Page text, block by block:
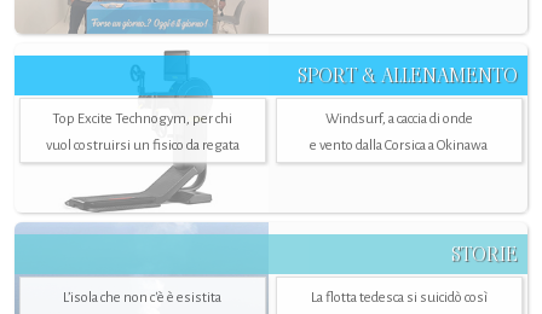
SPORT & ALLENAMENTO
Top Excite Technogym, per chi
vuol costruirsi un fisico da regata
Windsurf, a caccia di onde
e vento dalla Corsica a Okinawa
STORIE
L’isola che non c'è è esistita
La flotta tedesca si suicidò così